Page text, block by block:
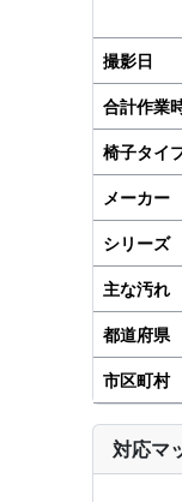
撮影日
合計作業
椅子タイ
メーカー
シリーズ
主な汚れ
都道府県
市区町村
対応マ